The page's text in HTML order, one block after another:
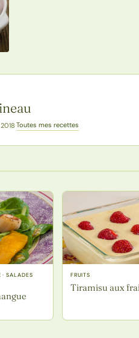
·Toutes mes recettes
SALADES
FRUITS
Tiramisu aux